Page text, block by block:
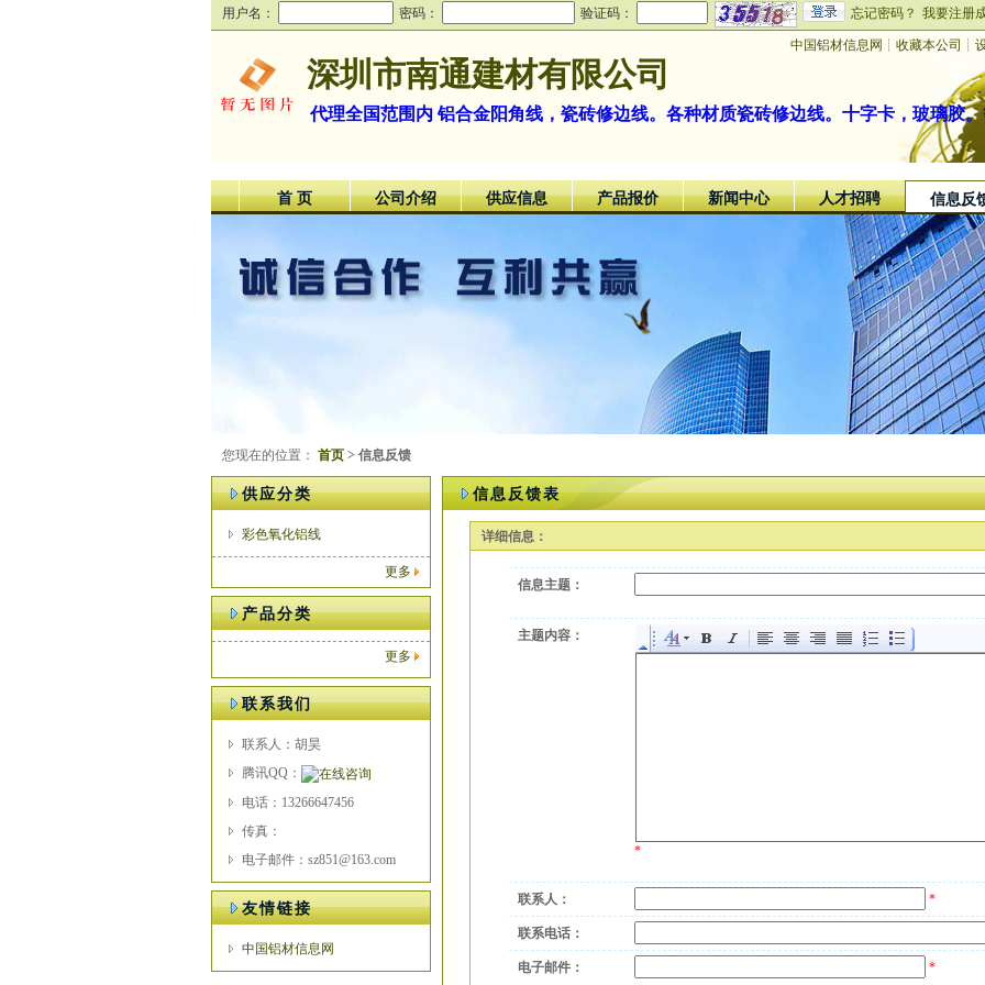
用户名： 密码： 验证码： 忘记密码？ 我要注册
中国铝材信息网 ┊ 收藏本公司 ┊
深圳市南通建材有限公司
代理全国范围内 铝合金阳角线，瓷砖修边线。各种材质瓷砖修边线。十字卡，玻璃胶
首 页 公司介绍 供应信息 产品报价 新闻中心 人才招聘 信息反
您现在的位置： 首页 > 信息反馈
供应分类
彩色氧化铝线
更多
产品分类
更多
联系我们
联系人：胡昊
腾讯QQ：
电话：13266647456
传真：
电子邮件：sz851@163.com
友情链接
中国铝材信息网
信息反馈表
详细信息：
信息主题：
主题内容：
*
联系人： *
联系电话：
电子邮件： *